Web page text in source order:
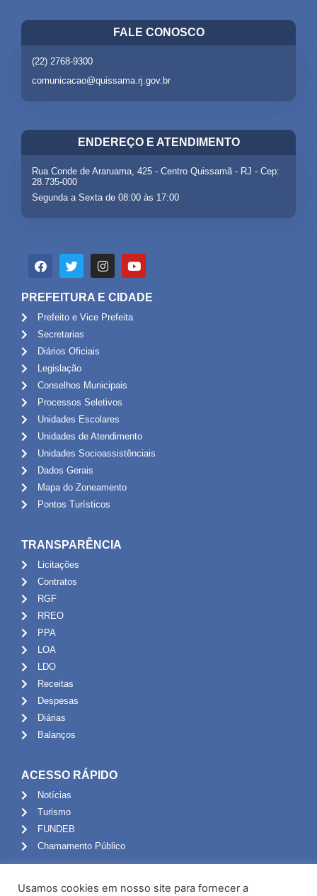
FALE CONOSCO
(22) 2768-9300
comunicacao@quissama.rj.gov.br
ENDEREÇO E ATENDIMENTO
Rua Conde de Araruama, 425 - Centro Quissamã - RJ - Cep:
28.735-000
Segunda a Sexta de 08:00 às 17:00
PREFEITURA E CIDADE
Prefeito e Vice Prefeita
Secretarias
Diários Oficiais
Legislação
Conselhos Municipais
Processos Seletivos
Unidades Escolares
Unidades de Atendimento
Unidades Socioassistênciais
Dados Gerais
Mapa do Zoneamento
Pontos Turísticos
TRANSPARÊNCIA
Licitações
Contratos
RGF
RREO
PPA
LOA
LDO
Receitas
Despesas
Diárias
Balanços
ACESSO RÁPIDO
Notícias
Turismo
FUNDEB
Chamamento Público
Usamos cookies em nosso site para fornecer a